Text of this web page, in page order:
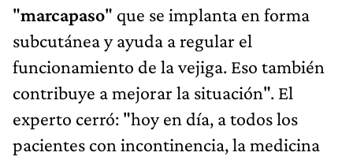
"marcapaso" que se implanta en forma
subcutánea y ayuda a regular el
funcionamiento de la vejiga. Eso también
contribuye a mejorar la situación". El
experto cerró: "hoy en día, a todos los
pacientes con incontinencia, la medicina